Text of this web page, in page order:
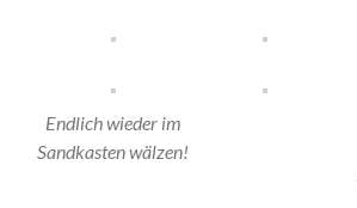
Endlich wieder im
Sandkasten wälzen!